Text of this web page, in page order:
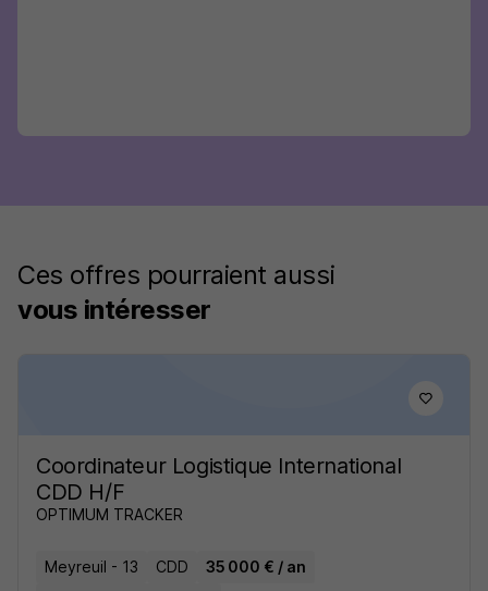
Ces offres pourraient aussi
vous intéresser
Coordinateur Logistique International
CDD H/F
OPTIMUM TRACKER
Meyreuil - 13 CDD
35 000 € / an